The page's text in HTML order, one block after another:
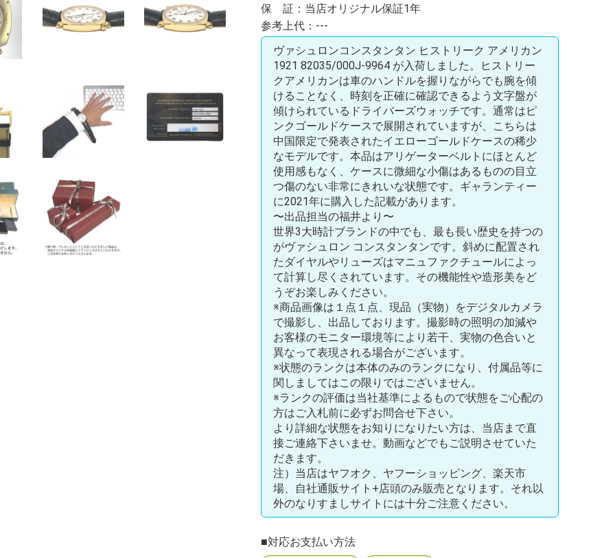
保 証：当店オリジナル保証1年
参考上代：---
ヴァシュロンコンスタンタン ヒストリーク アメリカン
1921 82035/000J-9964 が入荷しました。ヒストリー
クアメリカンは車のハンドルを握りながらでも腕を傾
けることなく、時刻を正確に確認できるよう文字盤が
傾けられているドライバーズウォッチです。通常はピ
ンクゴールドケースで展開されていますが、こちらは
中国限定で発表されたイエローゴールドケースの稀少
なモデルです。本品はアリゲーターベルトにほとんど
使用感もなく、ケースに微細な小傷はあるものの目立
つ傷のない非常にきれいな状態です。ギャランティー
に2021年に購入した記載があります。
〜出品担当の福井より〜
世界3大時計ブランドの中でも、最も長い歴史を持つの
がヴァシュロン コンスタンタンです。斜めに配置され
たダイヤルやリューズはマニュファクチュールによっ
て計算し尽くされています。その機能性や造形美をど
うぞお楽しみください。
※商品画像は１点１点、現品（実物）をデジタルカメラ
で撮影し、出品しております。撮影時の照明の加減や
お客様のモニター環境等により若干、実物の色合いと
異なって表現される場合がございます。
※状態のランクは本体のみのランクになり、付属品等に
関しましてはこの限りではございません。
※ランクの評価は当社基準によるもので状態をご心配の
方はご入札前に必ずお問合せ下さい。
より詳細な状態をお知りになりたい方は、当店まで直
接ご連絡下さいませ。動画などでもご説明させていた
だきます。
注）当店はヤフオク、ヤフーショッピング、楽天市
場、自社通販サイト+店頭のみ販売となります。それ以
外のなりすましサイトには十分ご注意ください。
■対応お支払い方法